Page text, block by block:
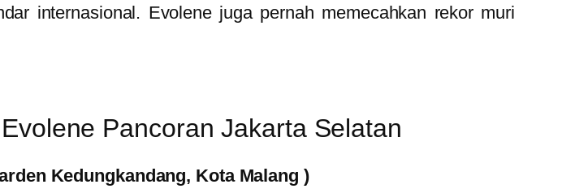
internasional. Evolene juga pernah memecahkan rekor muri
Pancoran Jakarta Selatan
Kedungkandang, Kota Malang )